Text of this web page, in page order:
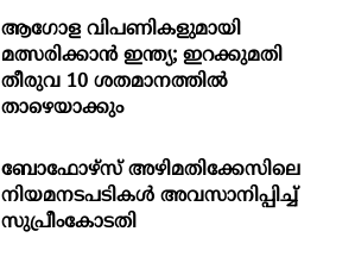
ആഗോള വിപണികളുമായി
മത്സരിക്കാൻ ഇന്ത്യ; ഇറക്കുമതി
തീരുവ 10 ശതമാനത്തിൽ
താഴെയാക്കും
ബോഫോഴ്‌സ് അഴിമതിക്കേസിലെ
നിയമനടപടികൾ അവസാനിപ്പിച്ച്
സുപ്രീംകോടതി